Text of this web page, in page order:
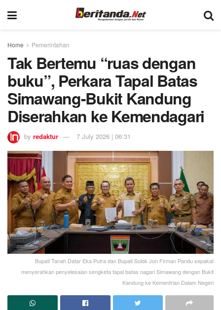
Home Pemerintahan
Tak Bertemu “ruas dengan
buku”, Perkara Tapal Batas
Simawang-Bukit Kandung
Diserahkan ke Kemendagari
by redaktur 7 July 2026 | 06:31
Bupati Tanah Datar Eka Putra dan Bupati Solok Jon Firman Pandu sepakat
menyerahkan penyelesaian sengketa tapal batas nagari Simawang dengan Bukit
Kandung ke Kementrian Dalam Negeri